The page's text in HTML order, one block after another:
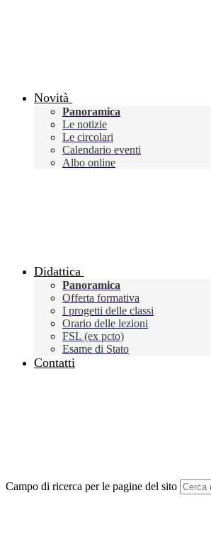
Novità
Panoramica
Le notizie
Le circolari
Calendario eventi
Albo online
Didattica
Panoramica
Offerta formativa
I progetti delle classi
Orario delle lezioni
FSL (ex pcto)
Esame di Stato
Contatti
Campo di ricerca per le pagine del sito